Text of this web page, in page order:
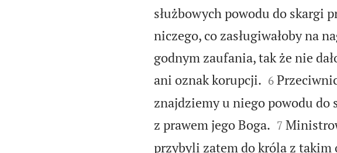
służbowych powodu do skargi
niczego, co zasługiwałoby na
godnym zaufania, tak że nie
ani oznak korupcji.
6
znajdziemy u niego powodu do
z prawem jego Boga.
7
przybyli zatem do króla z takim